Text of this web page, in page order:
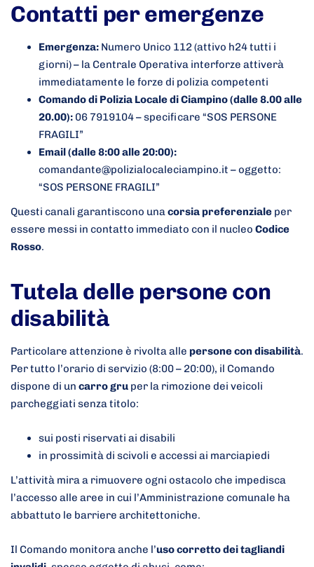
Contatti per emergenze
Emergenza: Numero Unico 112 (attivo h24 tutti i
giorni) – la Centrale Operativa interforze attiverà
immediatamente le forze di polizia competenti
Comando di Polizia Locale di Ciampino (dalle 8.00 alle
20.00): 06 7919104 – specificare “SOS PERSONE
FRAGILI”
Email (dalle 8:00 alle 20:00):
comandante@polizialocaleciampino.it – oggetto:
“SOS PERSONE FRAGILI”
Questi canali garantiscono unacorsia preferenziale per
essere messi in contatto immediato con il nucleo Codice
Rosso.
Tutela delle persone con
disabilità
Particolare attenzione è rivolta alle persone con disabilità.
Per tutto l’orario di servizio (8:00 – 20:00), il Comando
dispone di un carro gru per la rimozione dei veicoli
parcheggiati senza titolo:
sui posti riservati ai disabili
in prossimità di scivoli e accessi ai marciapiedi
L’attività mira a rimuovere ogni ostacolo che impedisca
l’accesso alle aree in cui l’Amministrazione comunale ha
abbattuto le barriere architettoniche.
Il Comando monitora anche l’uso corretto dei tagliandi